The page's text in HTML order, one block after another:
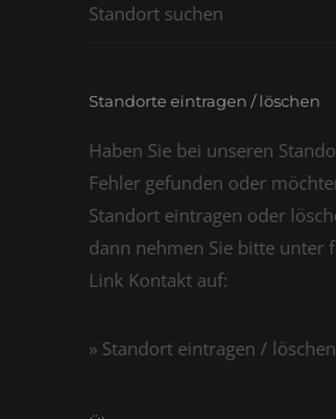
Standort suchen
Standorte eintragen / löschen
Haben Sie bei unseren
Fehler gefunden oder
Standort eintragen oder
dann nehmen Sie bitte unter
Link Kontakt auf:
» Standort eintragen / löschen